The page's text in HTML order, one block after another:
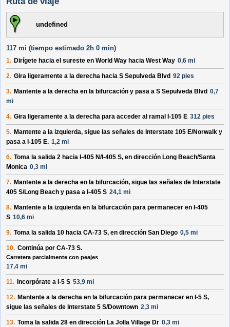
undefined
117 mi (tiempo estimado 2h 0 min)
1. Dirígete hacia el sureste en World Way hacia West Way 0,6 mi
2. Gira ligeramente a la derecha hacia S Sepulveda Blvd 92 pies
3. Mantente a la derecha en la bifurcación y pasa a S Sepulveda Blvd 0,7
mi
4. Gira ligeramente a la derecha para acceder al ramal I-105 E 312 pies
5. Mantente a la izquierda, sigue las señales de Interstate 105 E/Norwalk y
pasa a I-105 E. 1,2 mi
6. Toma la salida 2 hacia I-405 N/I-405 S, en dirección Long Beach/Santa
Monica 0,3 mi
7. Mantente a la derecha en la bifurcación, sigue las señales de Interstate
405 S/Long Beach y pasa a I-405 S 24,1 mi
8. Mantente a la izquierda en la bifurcación para permanecer en I-405
S 10,6 mi
9. Toma la salida 10 hacia CA-73 S, en dirección San Diego 0,5 mi
10. Continúa por CA-73 S.
Carretera parcialmente con peajes
17,4 mi
11. Incorpórate a I-5 S 53,9 mi
12. Mantente a la derecha en la bifurcación para permanecer en I-5 S,
sigue las señales de Interstate 5 S/Downtown 2,3 mi
13. Toma la salida 28 en dirección La Jolla Village Dr 0,3 mi